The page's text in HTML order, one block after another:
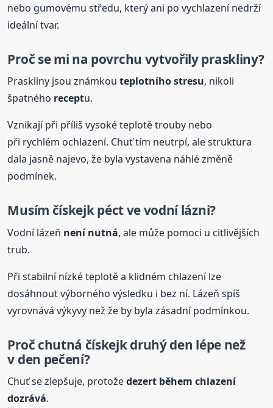
nebo gumovému středu, který ani po vychlazení nedrží
ideální tvar.
Proč se mi na povrchu vytvořily praskliny?
Praskliny jsou známkouteplotního stresu, nikoli
špatného receptu.
Vznikají při příliš vysoké teplotě trouby nebo
při rychlém ochlazení. Chuť tím neutrpí, ale struktura
dala jasně najevo, že byla vystavena náhlé změně
podmínek.
Musím čískejkpéct ve vodní lázni?
Vodní lázeň není nutná, ale může pomoci u citlivějších
trub.
Při stabilní nízké teplotě a klidném chlazení lze
dosáhnout výborného výsledku i bez ní. Lázeň spíš
vyrovnává výkyvy než že by byla zásadní podmínkou.
Proč chutná čískejkdruhý den lépe než
v den pečení?
Chuť se zlepšuje, protožedezert během chlazení
dozrává.